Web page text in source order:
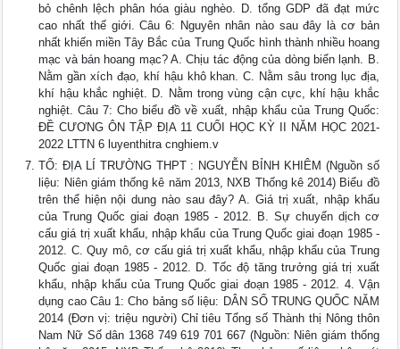
bỏ chênh lệch phân hóa giàu nghèo. D. tổng GDP đã đạt mức
cao nhất thế giới. Câu 6: Nguyên nhân nào sau đây là cơ bản
nhất khiến miền Tây Bắc của Trung Quốc hình thành nhiều hoang
mạc và bán hoang mạc? A. Chịu tác động của dòng biển lạnh. B.
Nằm gần xích đạo, khí hậu khô khan. C. Nằm sâu trong lục địa,
khí hậu khắc nghiệt. D. Nằm trong vùng cận cực, khí hậu khắc
nghiệt. Câu 7: Cho biểu đồ về xuất, nhập khẩu của Trung Quốc:
ĐỀ CƯƠNG ÔN TẬP ĐỊA 11 CUỐI HỌC KỲ II NĂM HỌC 2021-
2022 LTTN 6 luyenthitra cnghiem.v
TỔ: ĐỊA LÍ TRƯỜNG THPT : NGUYỄN BỈNH KHIÊM (Nguồn số
liệu: Niên giám thống kê năm 2013, NXB Thống kê 2014) Biểu đồ
trên thể hiện nội dung nào sau đây? A. Giá trị xuất, nhập khẩu
của Trung Quốc giai đoạn 1985 - 2012. B. Sự chuyển dịch cơ
cấu giá trị xuất khẩu, nhập khẩu của Trung Quốc giai đoạn 1985 -
2012. C. Quy mô, cơ cấu giá trị xuất khẩu, nhập khẩu của Trung
Quốc giai đoạn 1985 - 2012. D. Tốc độ tăng trưởng giá trị xuất
khẩu, nhập khẩu của Trung Quốc giai đoạn 1985 - 2012. 4. Vận
dụng cao Câu 1: Cho bảng số liệu: DÂN SỐ TRUNG QUỐC NĂM
2014 (Đơn vị: triệu người) Chỉ tiêu Tổng số Thành thị Nông thôn
Nam Nữ Số dân 1368 749 619 701 667 (Nguồn: Niên giám thống